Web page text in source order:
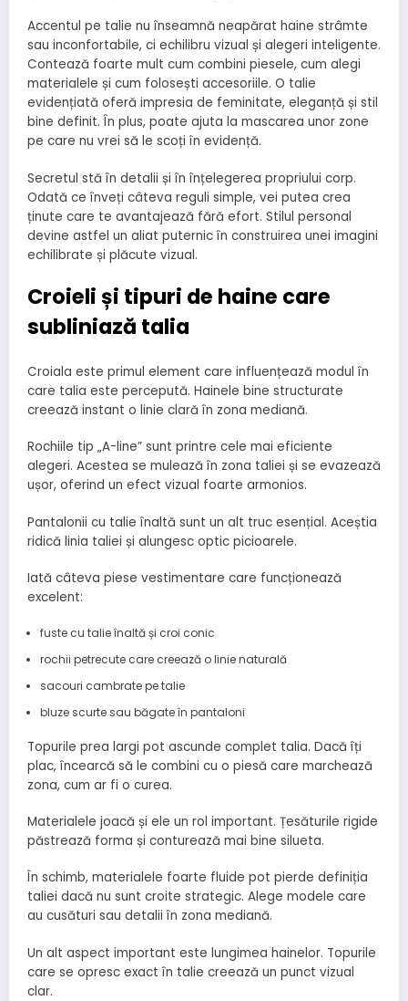
Accentul pe talie nu înseamnă neapărat haine strâmte
sau inconfortabile, ci echilibru vizual și alegeri inteligente.
Contează foarte mult cum combini piesele, cum alegi
materialele și cum folosești accesoriile. O talie
evidențiată oferă impresia de feminitate, eleganță și stil
bine definit. În plus, poate ajuta la mascarea unor zone
pe care nu vrei să le scoți în evidență.
Secretul stă în detalii și în înțelegerea propriului corp.
Odată ce înveți câteva reguli simple, vei putea crea
ținute care te avantajează fără efort. Stilul personal
devine astfel un aliat puternic în construirea unei imagini
echilibrate și plăcute vizual.
Croieli și tipuri de haine care
subliniază talia
Croiala este primul element care influențează modul în
care talia este percepută. Hainele bine structurate
creează instant o linie clară în zona mediană.
Rochiile tip „A-line” sunt printre cele mai eficiente
alegeri. Acestea se mulează în zona taliei și se evazează
ușor, oferind un efect vizual foarte armonios.
Pantalonii cu talie înaltă sunt un alt truc esențial. Aceștia
ridică linia taliei și alungesc optic picioarele.
Iată câteva piese vestimentare care funcționează
excelent:
fuste cu talie înaltă și croi conic
rochii petrecute care creează o linie naturală
sacouri cambrate pe talie
bluze scurte sau băgate în pantaloni
Topurile prea largi pot ascunde complet talia. Dacă îți
plac, încearcă să le combini cu o piesă care marchează
zona, cum ar fi o curea.
Materialele joacă și ele un rol important. Țesăturile rigide
păstrează forma și conturează mai bine silueta.
În schimb, materialele foarte fluide pot pierde definiția
taliei dacă nu sunt croite strategic. Alege modele care
au cusături sau detalii în zona mediană.
Un alt aspect important este lungimea hainelor. Topurile
care se opresc exact în talie creează un punct vizual
clar.